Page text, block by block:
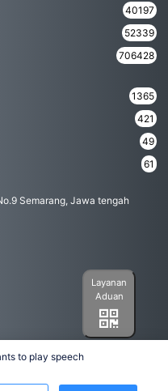
40197
52339
706428
1365
421
49
61
Semarang, Jawa tengah
Layanan
Aduan
to play speech